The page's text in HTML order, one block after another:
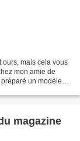
ours, mais cela vous
mon amie de
un modèle
magazine